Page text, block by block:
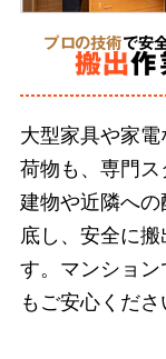
弊社では故人
とを第一とし
族への形見分
細かなご要
プロの技術で安
搬出作
大型家具や家
荷物も、専門
建物や近隣へ
底し、安全に搬
す。マンショ
もご安心くださ